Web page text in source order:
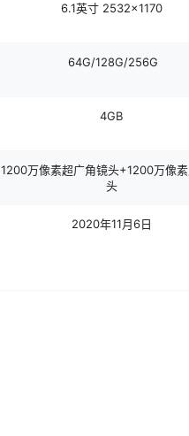
6.1英寸 2532×1170
64G/128G/256G
4GB
1200万像素超广角镜头+1200万像
头
2020年11月6日